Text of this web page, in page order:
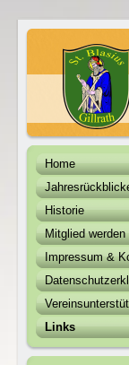
Home
Historie
Mitglied werden
Impressum &
Links